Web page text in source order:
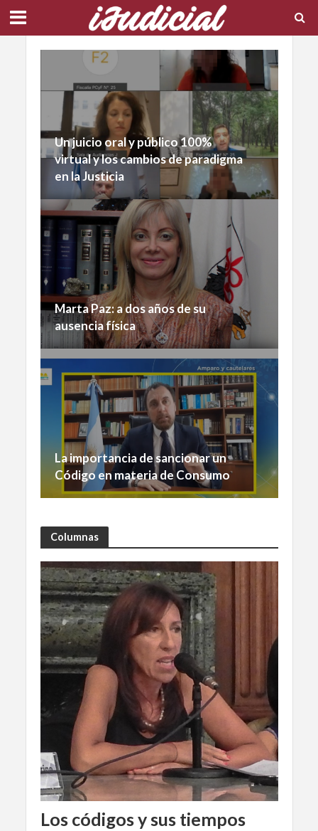
Un juicio oral y público 100%
virtual y los cambios de paradigma
en la Justicia
Marta Paz: a dos años de su
ausencia física
La importancia de sancionar un
Código en materia de Consumo
Columnas
Los códigos y sus tiempos